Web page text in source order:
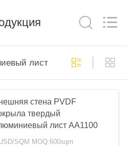
323
лист
стена PVDF
твердый
лист AA1100
SQM MOQ:600sqm